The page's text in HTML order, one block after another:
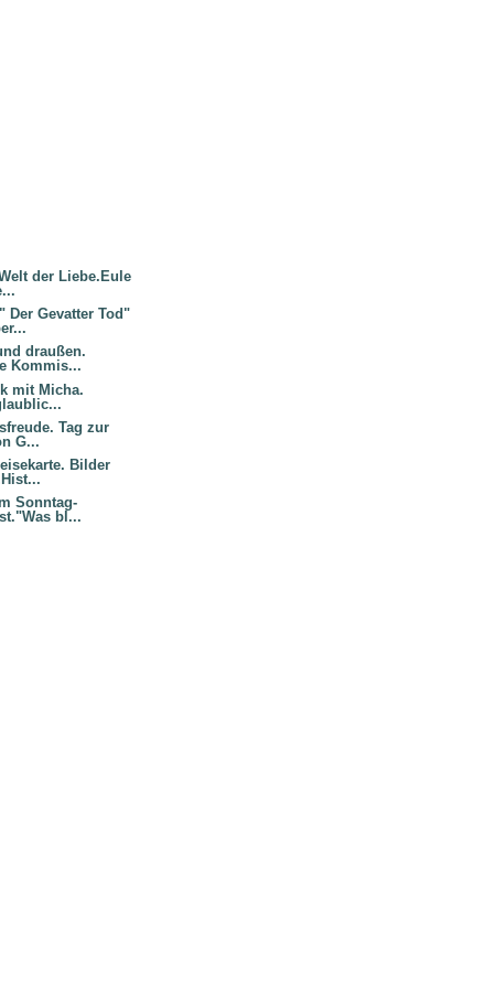
der Liebe.Eule
Der Gevatter Tod"
draußen.
Kommis...
mit Micha.
Tag zur
G...
Bilder
Sonntag-
bl...